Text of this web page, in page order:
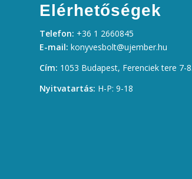
Elérhetőségek
Telefon: +36 1 2660845
E-mail: konyvesbolt@ujember.hu
Cím: 1053 Budapest, Ferenciek tere 7-8.
Nyitvatartás: H-P: 9-18